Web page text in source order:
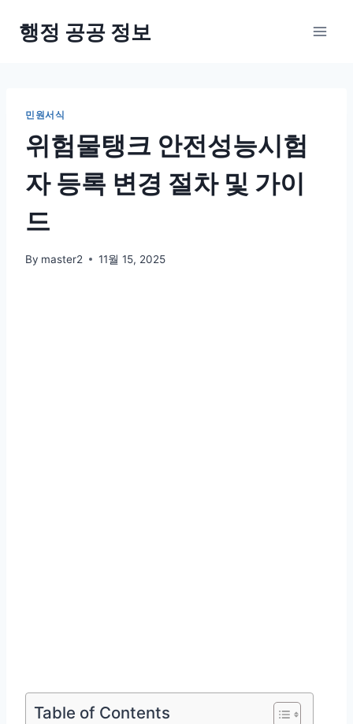
행정 공공 정보
민원서식
위험물탱크 안전성능시험
자 등록 변경 절차 및 가이
드
By master2 11월 15, 2025
Table of Contents